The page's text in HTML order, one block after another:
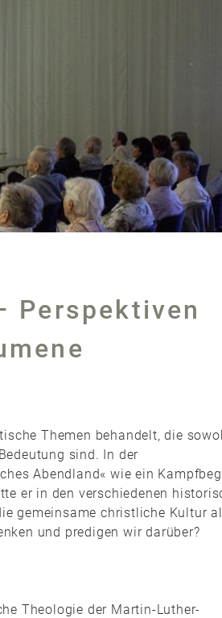
Perspektiven
Themen behandelt, die
sind. In der
Abendland« wie ein
er in den verschiedenen
gemeinsame christliche Kultur
und predigen wir darüber?
Theologie der Martin-Luther-